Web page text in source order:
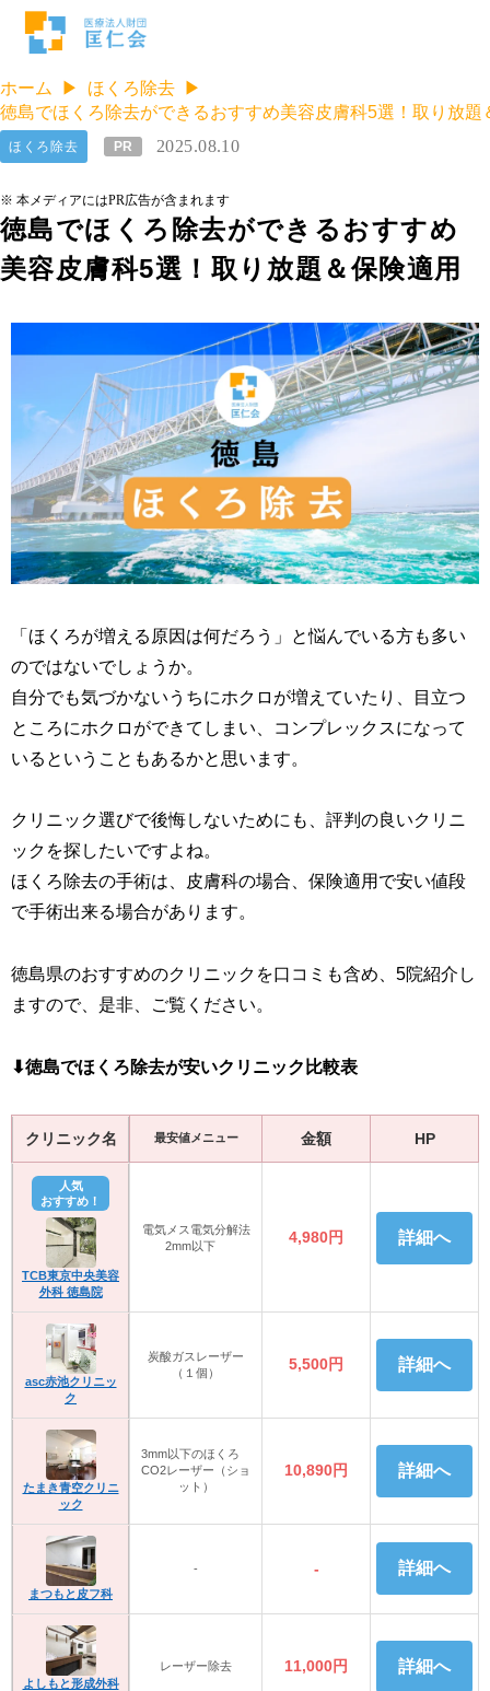
ホーム
ほくろ除去
徳島でほくろ除去ができるおすすめ美容皮膚科5選！取り放題
徳島でほくろ除去ができるおすすめ
美容皮膚科5選！取り放題＆保険適用
2025.08.10
ほくろ除去 PR
※ 本メディアにはPR広告が含まれます
「ほくろが増える原因は何だろう」と悩んでいる方も多い
のではないでしょうか。
自分でも気づかないうちにホクロが増えていたり、目立つ
ところにホクロができてしまい、コンプレックスになって
いるということもあるかと思います。
クリニック選びで後悔しないためにも、評判の良いクリニ
ックを探したいですよね。
ほくろ除去の手術は、皮膚科の場合、保険適用で安い値段
で手術出来る場合があります。
徳島県のおすすめのクリニックを口コミも含め、5院紹介し
ますので、是非、ご覧ください。
⬇︎徳島でほくろ除去が安いクリニック比較表
クリニック名 最安値メニュー 金額 HP
人気
おすすめ！
TCB東京中央美容
外科 徳島院
電気メス電気分解法
2mm以下
4,980円 詳細へ
asc赤池クリニッ
ク
炭酸ガスレーザー
（１個）
5,500円 詳細へ
たまき青空クリニ
ック
3mm以下のほくろ
CO2レーザー（ショ
ット）
10,890円 詳細へ
まつもと皮フ科
- - 詳細へ
よしもと形成外科
レーザー除去 11,000円 詳細へ